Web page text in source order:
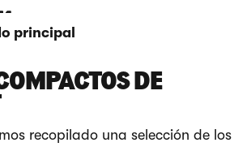
principal
DE
recopilado una selección de los